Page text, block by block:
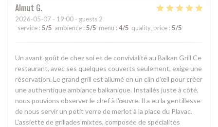
Almut G
2026-05-07 - 19:00 - guests 2
service : 5/5 ambience : 5/5 menu : 4/5 quality_price : 5/5
Un avant-goût de chez soi et de convivialité au Balkan Grill Ce
restaurant, avec ses quelques couverts seulement, exige une
réservation. Le grand grill est allumé en un clin d'œil pour créer
une authentique ambiance balkanique. Installés juste à côté,
nous pouvions observer le chef à l'œuvre. Il a eu la gentillesse
de nous servir un petit verre de merlot à la place du Plavac.
L'assiette de grillades mixtes, composée de spécialités